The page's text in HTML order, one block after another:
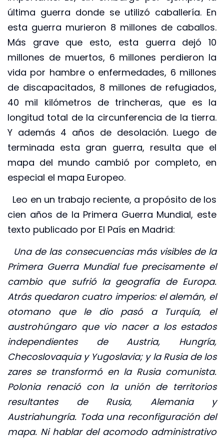
última guerra donde se utilizó caballería. En
esta guerra murieron 8 millones de caballos.
Más grave que esto, esta guerra dejó 10
millones de muertos, 6 millones perdieron la
vida por hambre o enfermedades, 6 millones
de discapacitados, 8 millones de refugiados,
40 mil kilómetros de trincheras, que es la
longitud total de la circunferencia de la tierra.
Y además 4 años de desolación. Luego de
terminada esta gran guerra, resulta que el
mapa del mundo cambió por completo, en
especial el mapa Europeo.
Leo en un trabajo reciente, a propósito de los
cien años de la Primera Guerra Mundial, este
texto publicado por El País en Madrid:
Una de las consecuencias más visibles de la
Primera Guerra Mundial fue precisamente el
cambio que sufrió la geografía de Europa.
Atrás quedaron cuatro imperios: el alemán, el
otomano que le dio pasó a Turquía, el
austrohúngaro que vio nacer a los estados
independientes de Austria, Hungría,
Checoslovaquia y Yugoslavia; y la Rusia de los
zares se transformó en la Rusia comunista.
Polonia renació con la unión de territorios
resultantes de Rusia, Alemania y
Austriahungría. Toda una reconfiguración del
mapa. Ni hablar del acomodo administrativo